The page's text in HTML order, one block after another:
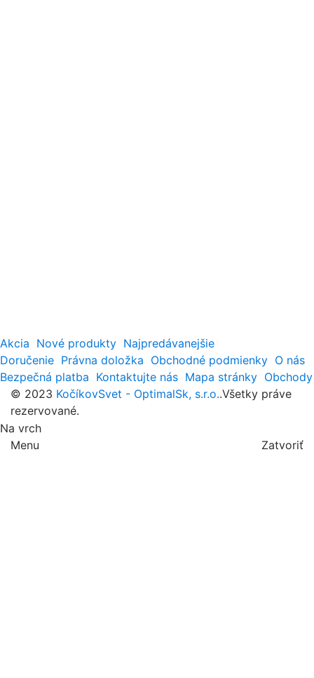
Akcia Nové produkty Najpredávanejšie
Doručenie Právna doložka Obchodné podmienky O nás
Bezpečná platba Kontaktujte nás Mapa stránky Obchody
© 2023 KočíkovSvet - OptimalSk, s.r.o..Všetky práve
rezervované.
Na vrch
Menu
Zatvoriť